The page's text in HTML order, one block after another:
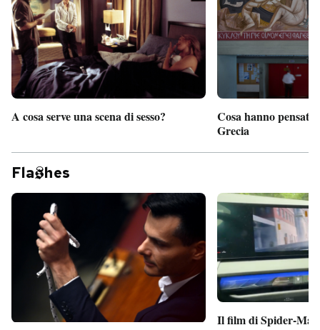
A cosa serve una scena di sesso?
Cosa hanno pensato
Grecia
Fla hes
Il film di Spider-Man